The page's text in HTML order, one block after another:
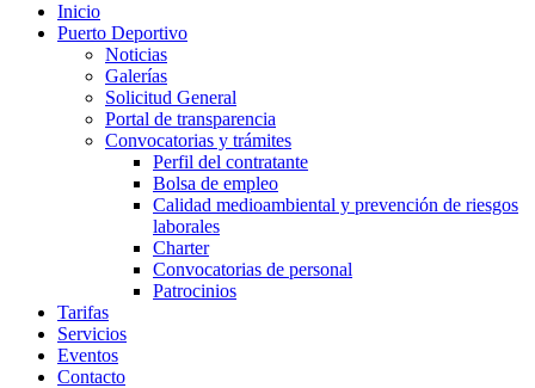
Inicio
Puerto Deportivo
Noticias
Galerías
Solicitud General
Portal de transparencia
Convocatorias y trámites
Perfil del contratante
Bolsa de empleo
Calidad medioambiental y prevención de riesgos
laborales
Charter
Convocatorias de personal
Patrocinios
Tarifas
Servicios
Eventos
Contacto